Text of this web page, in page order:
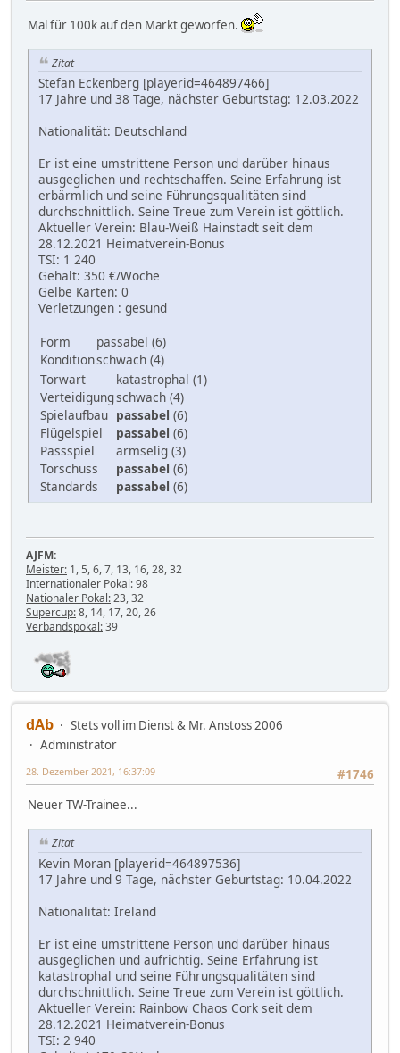
Mal für 100k auf den Markt geworfen.
Zitat
Stefan Eckenberg [playerid=464897466]
17 Jahre und 38 Tage, nächster Geburtstag: 12.03.2022
Nationalität: Deutschland
Er ist eine umstrittene Person und darüber hinaus
ausgeglichen und rechtschaffen. Seine Erfahrung ist
erbärmlich und seine Führungsqualitäten sind
durchschnittlich. Seine Treue zum Verein ist göttlich.
Aktueller Verein: Blau-Weiß Hainstadt seit dem
28.12.2021 Heimatverein-Bonus
TSI: 1 240
Gehalt: 350 €/Woche
Gelbe Karten: 0
Verletzungen : gesund
Form
passabel (6)
Konditionschwach (4)
Torwart
katastrophal (1)
Verteidigungschwach (4)
Spielaufbau passabel (6)
Flügelspiel
passabel (6)
Passspiel
armselig (3)
Torschuss
passabel (6)
Standards
passabel (6)
AJFM:
Meister: 1, 5, 6, 7, 13, 16, 28, 32
Internationaler Pokal:98
Nationaler Pokal:23, 32
Supercup:8, 14, 17, 20, 26
Verbandspokal:39
dAb
Stets voll im Dienst & Mr. Anstoss 2006
Administrator
#1746
28. Dezember 2021, 16:37:09
Neuer TW-Trainee...
Zitat
Kevin Moran [playerid=464897536]
17 Jahre und 9 Tage, nächster Geburtstag: 10.04.2022
Nationalität: Ireland
Er ist eine umstrittene Person und darüber hinaus
ausgeglichen und aufrichtig. Seine Erfahrung ist
katastrophal und seine Führungsqualitäten sind
durchschnittlich. Seine Treue zum Verein ist göttlich.
Aktueller Verein: Rainbow Chaos Cork seit dem
28.12.2021 Heimatverein-Bonus
TSI: 2 940